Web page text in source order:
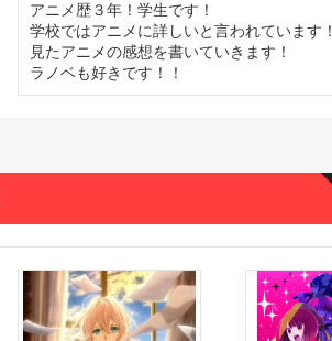
アニメ歴３年！学生です！
学校ではアニメに詳しいと言われています！
見たアニメの感想を書いていきます！
ラノベも好きです！！